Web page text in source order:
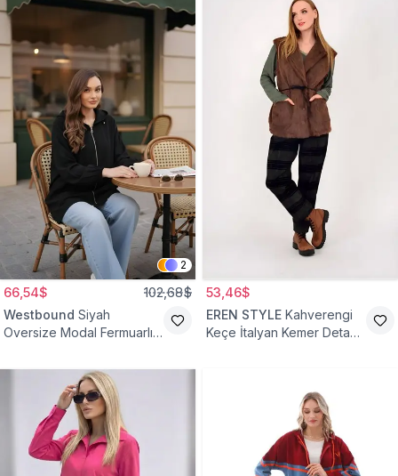
2
66,54$ 102,68$
Westbound Siyah
Oversize Modal Fermuarlı
53,46$
EREN STYLE Kahverengi
Keçe İtalyan Kemer Detaylı